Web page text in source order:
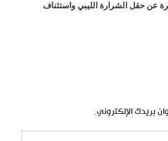
عن حقل الشرارة الليبي واستئناف
بريدك الإلكتروني.